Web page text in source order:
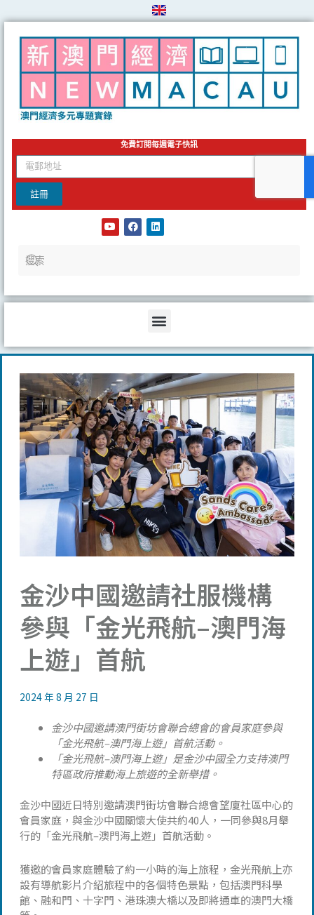
to
content
免費訂閱每週電子快訊
email
註冊
Y
o
F
a
L
i
Menu
金沙中國邀請社服機構
參與「金光飛航–澳門海
上遊」首航
2024 年 8 月 27 日
金沙中國邀請澳門街坊會聯合總會的會員家庭參與
「金光飛航–澳門海上遊」首航活動。
「金光飛航–澳門海上遊」是金沙中國全力支持澳門
特區政府推動海上旅遊的全新舉措。
金沙中國近日特別邀請澳門街坊會聯合總會望廈社區中心的
會員家庭，與金沙中國關懷大使共約40人，一同參與8月舉
行的「金光飛航–澳門海上遊」首航活動。
獲邀的會員家庭體驗了約一小時的海上旅程，金光飛航上亦
設有導航影片介紹旅程中的各個特色景點，包括澳門科學
館、融和門、十字門、港珠澳大橋以及即將通車的澳門大橋